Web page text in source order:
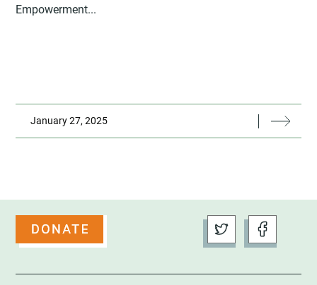
Empowerment...
January 27, 2025